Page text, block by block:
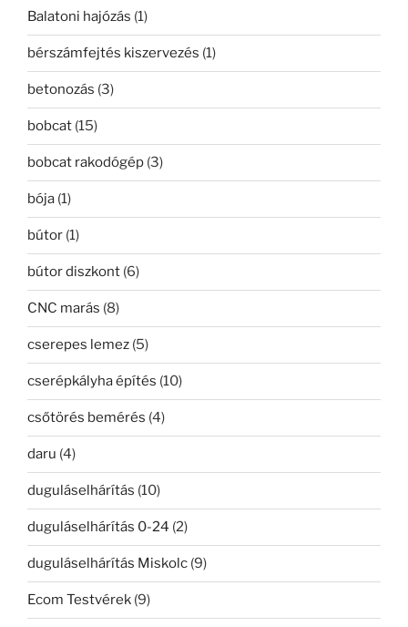
Balatoni hajózás (1)
bérszámfejtés kiszervezés (1)
betonozás (3)
bobcat (15)
bobcat rakodógép (3)
bója (1)
bútor (1)
bútor diszkont (6)
CNC marás (8)
cserepes lemez (5)
cserépkályha építés (10)
csőtörés bemérés (4)
daru (4)
duguláselhárítás (10)
duguláselhárítás 0-24 (2)
duguláselhárítás Miskolc (9)
Ecom Testvérek (9)